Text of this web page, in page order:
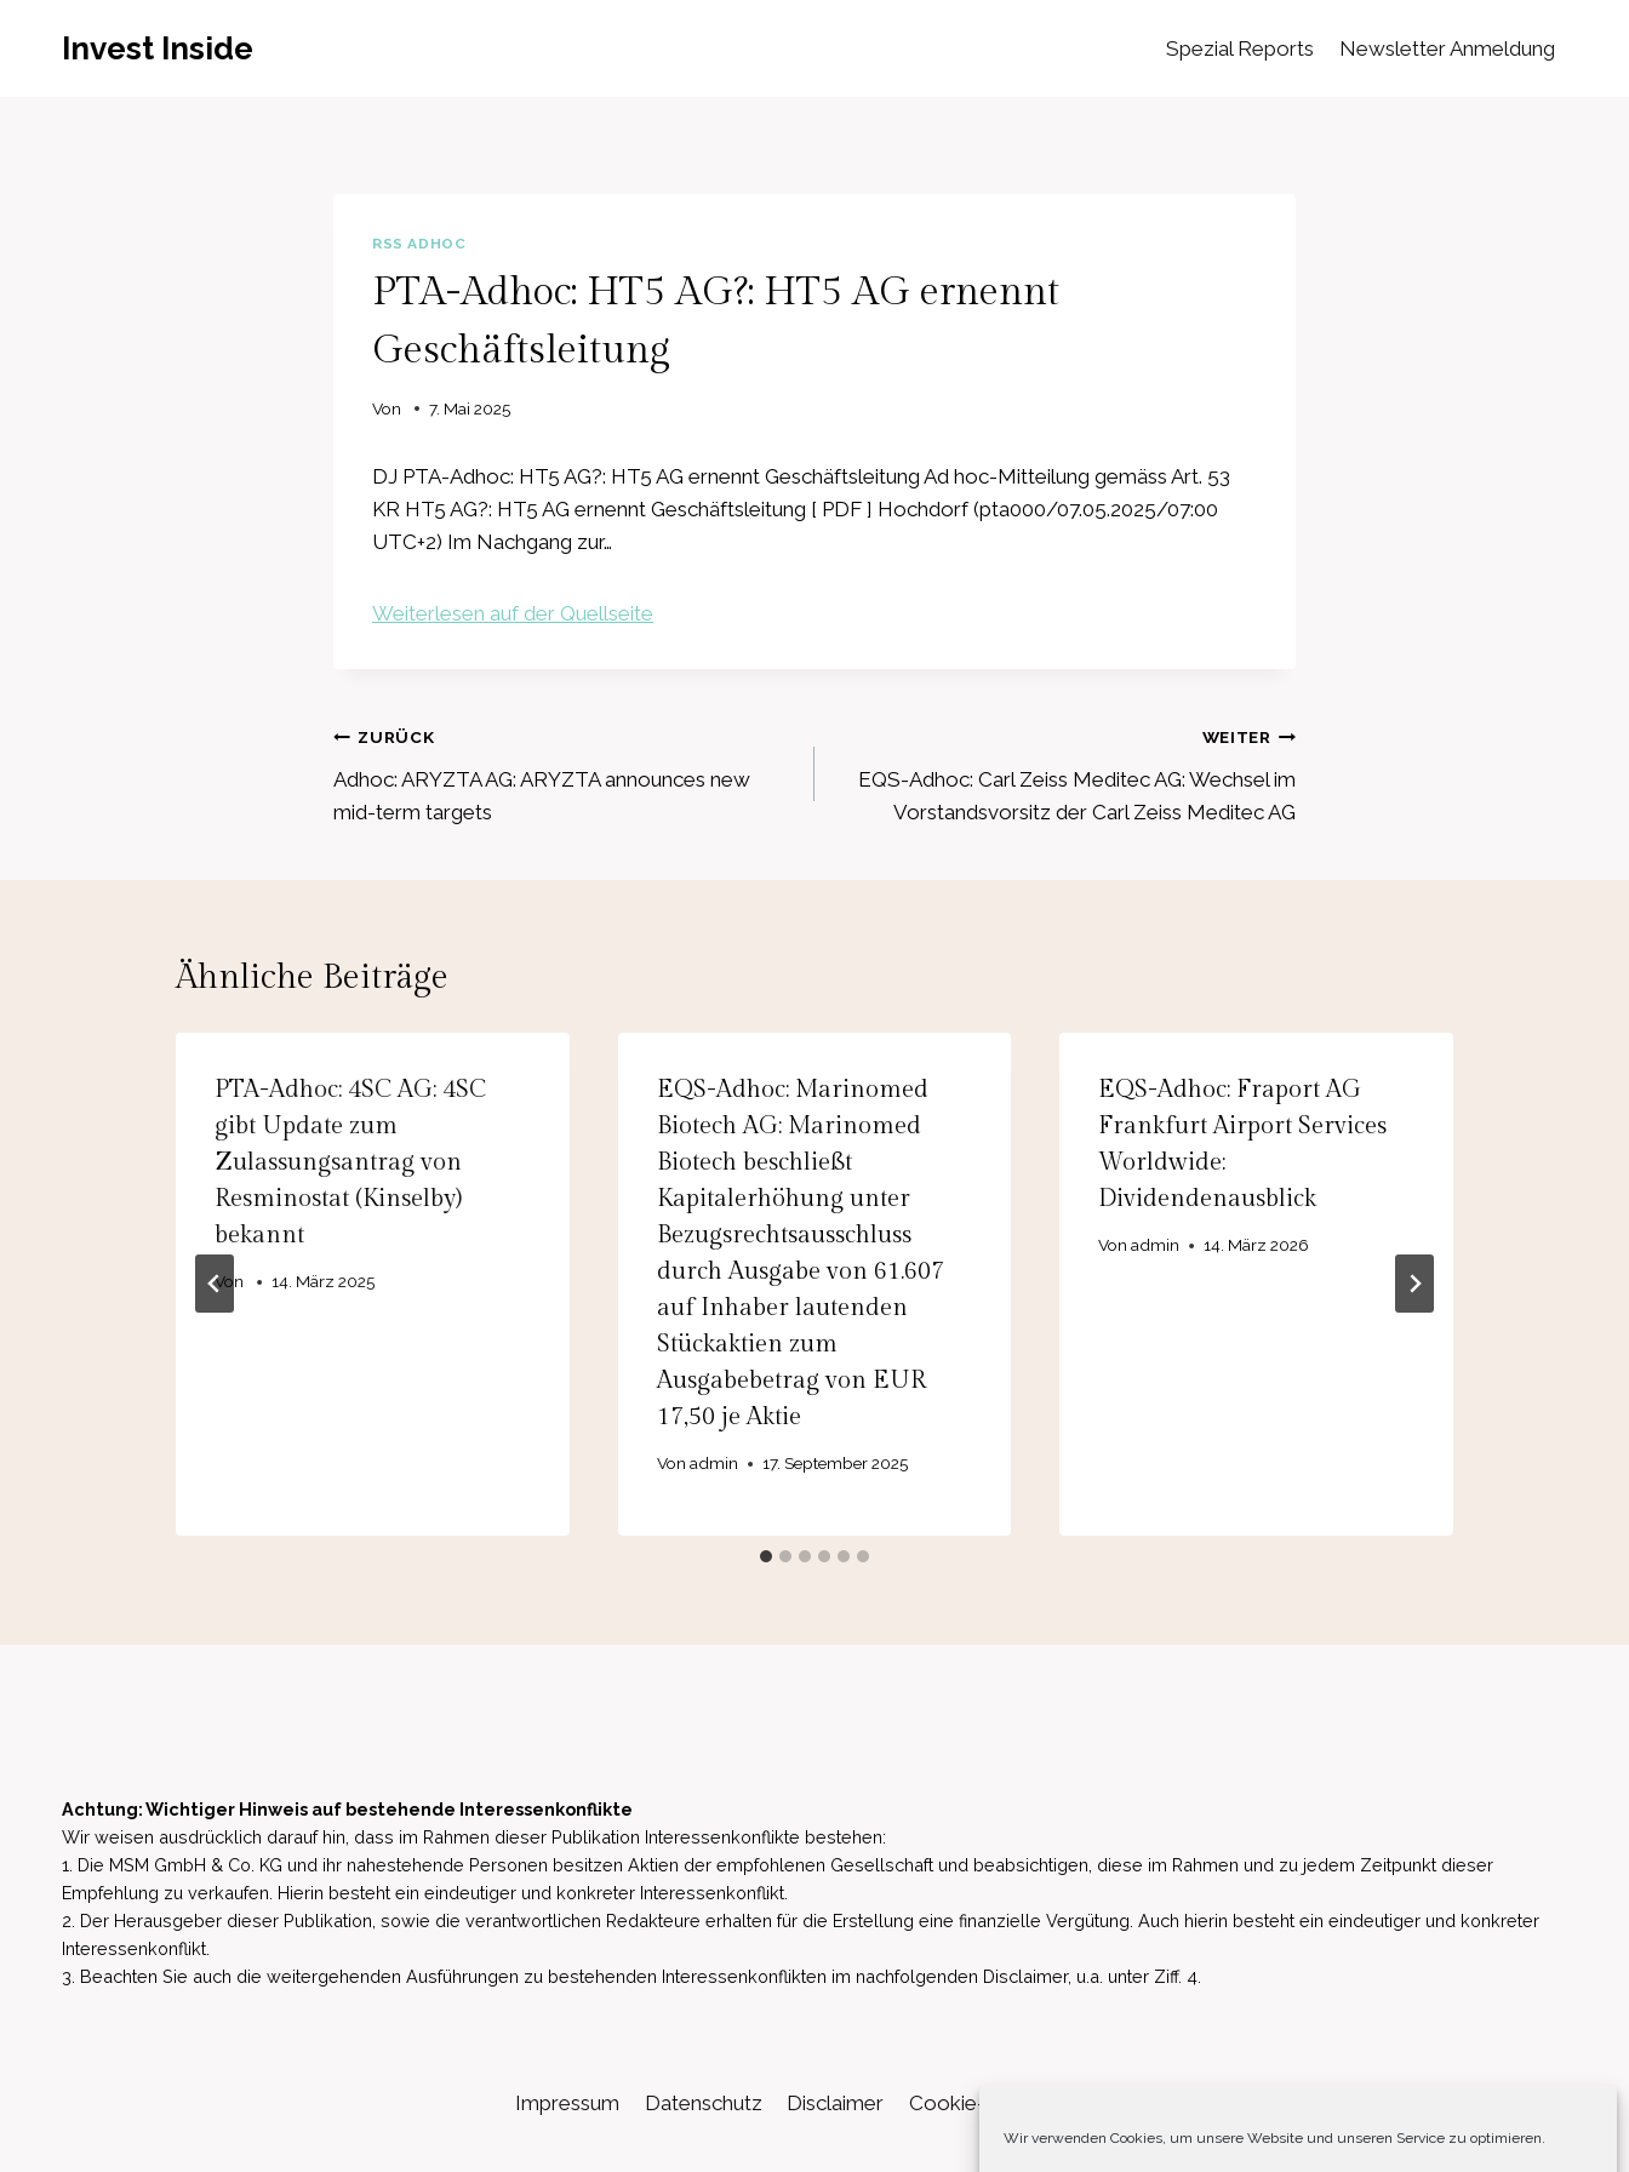
Wir verwenden Cookies, um unsere Website und unseren Service zu optimieren.
Invest Inside Spezial Reports Newsletter Anmeldung
RSS ADHOC
PTA-Adhoc: HT5 AG?: HT5 AG ernennt
Geschäftsleitung
Von 7. Mai 2025
DJ PTA-Adhoc: HT5 AG?: HT5 AG ernennt Geschäftsleitung Ad hoc-Mitteilung gemäss Art. 53
KR HT5 AG?: HT5 AG ernennt Geschäftsleitung [ PDF ] Hochdorf (pta000/07.05.2025/07:00
UTC+2) Im Nachgang zur…
Weiterlesen auf der Quellseite
Beitragsnavigation
ZURÜCK
Adhoc: ARYZTA AG: ARYZTA announces new
mid-term targets
WEITER
EQS-Adhoc: Carl Zeiss Meditec AG: Wechsel im
Vorstandsvorsitz der Carl Zeiss Meditec AG
Ähnliche Beiträge
PTA-Adhoc: 4SC AG: 4SC
gibt Update zum
Zulassungsantrag von
Resminostat (Kinselby)
bekannt
Von 14. März 2025
EQS-Adhoc: Marinomed
Biotech AG: Marinomed
Biotech beschließt
Kapitalerhöhung unter
Bezugsrechtsausschluss
durch Ausgabe von 61.607
auf Inhaber lautenden
Stückaktien zum
Ausgabebetrag von EUR
17,50 je Aktie
Von admin 17. September 2025
EQS-Adhoc: Fraport AG
Frankfurt Airport Services
Worldwide:
Dividendenausblick
Von admin 14. März 2026
Achtung: Wichtiger Hinweis auf bestehende Interessenkonflikte
Wir weisen ausdrücklich darauf hin, dass im Rahmen dieser Publikation Interessenkonflikte bestehen:
1. Die MSM GmbH & Co. KG und ihr nahestehende Personen besitzen Aktien der empfohlenen Gesellschaft und beabsichtigen, diese im Rahmen und zu jedem Zeitpunkt dieser
Empfehlung zu verkaufen. Hierin besteht ein eindeutiger und konkreter Interessenkonflikt.
2. Der Herausgeber dieser Publikation, sowie die verantwortlichen Redakteure erhalten für die Erstellung eine finanzielle Vergütung. Auch hierin besteht ein eindeutiger und konkreter
Interessenkonflikt.
3. Beachten Sie auch die weitergehenden Ausführungen zu bestehenden Interessenkonflikten im nachfolgenden Disclaimer, u.a. unter Ziff. 4.
Impressum Datenschutz Disclaimer Cookie-Richtlinie (EU)